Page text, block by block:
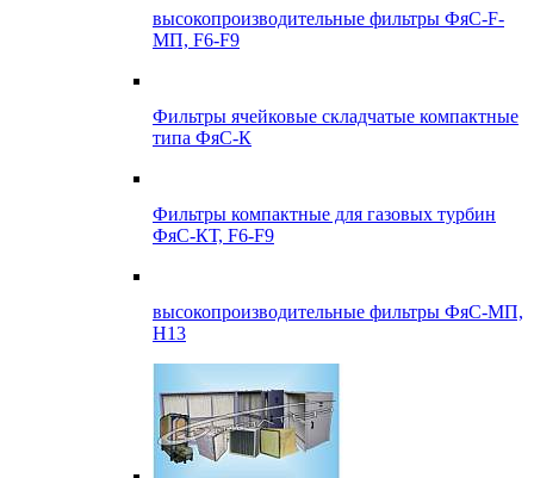
высокопроизводительные фильтры ФяС-F-
МП, F6-F9
Фильтры ячейковые складчатые компактные
типа ФяС-К
Фильтры компактные для газовых турбин
ФяС-КТ, F6-F9
высокопроизводительные фильтры ФяС-МП,
Н13